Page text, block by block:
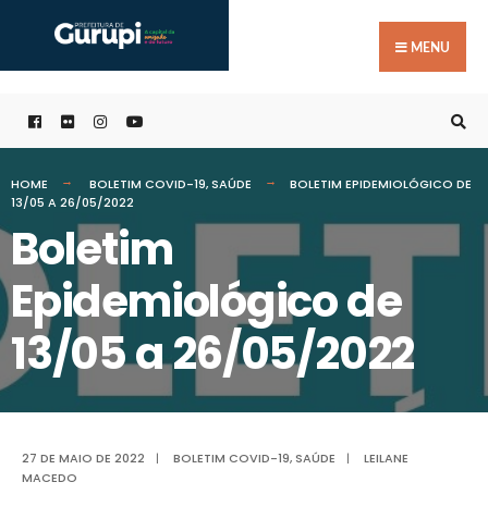
MENU
HOME BOLETIM COVID-19,SAÚDE
BOLETIM EPIDEMIOLÓGICO DE
13/05 A 26/05/2022
Boletim
Epidemiológico de
13/05 a 26/05/2022
27 DE MAIO DE 2022 | BOLETIM COVID-19, SAÚDE |
LEILANE
MACEDO
por: